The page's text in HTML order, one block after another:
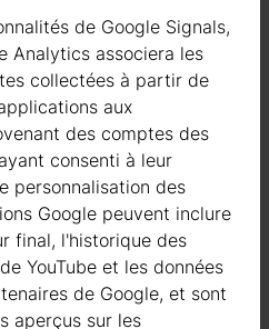
de Google Signals,
Analytics associera les
collectées à partir de
aux
des comptes des
consenti à leur
personnalisation des
Google peuvent inclure
final, l'historique des
YouTube et les données
de Google, et sont
aperçus sur les